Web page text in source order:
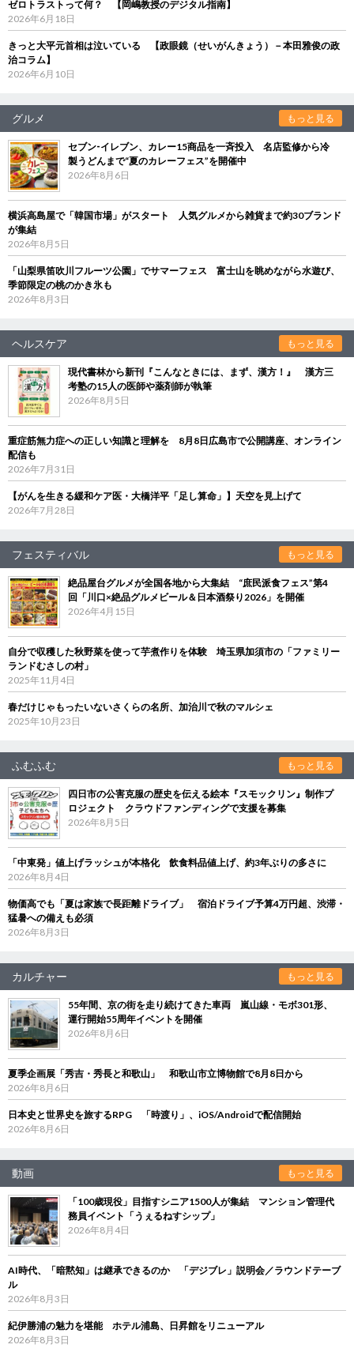
ゼロトラストって何？ 【岡嶋教授のデジタル指南】
2026年6月18日
きっと大平元首相は泣いている 【政眼鏡（せいがんきょう）－本田雅俊の政
治コラム】
2026年6月10日
グルメ もっと見る
セブン‐イレブン、カレー15商品を一斉投入 名店監修から冷
製うどんまで“夏のカレーフェス”を開催中
2026年8月6日
横浜高島屋で「韓国市場」がスタート 人気グルメから雑貨まで約30ブランド
が集結
2026年8月5日
「山梨県笛吹川フルーツ公園」でサマーフェス 富士山を眺めながら水遊び、
季節限定の桃のかき氷も
2026年8月3日
ヘルスケア もっと見る
現代書林から新刊『こんなときには、まず、漢方！』 漢方三
考塾の15人の医師や薬剤師が執筆
2026年8月5日
重症筋無力症への正しい知識と理解を 8月8日広島市で公開講座、オンライン
配信も
2026年7月31日
【がんを生きる緩和ケア医・大橋洋平「足し算命」】天空を見上げて
2026年7月28日
フェスティバル もっと見る
絶品屋台グルメが全国各地から大集結 “庶民派食フェス”第4
回「川口×絶品グルメビール＆日本酒祭り2026」を開催
2026年4月15日
自分で収穫した秋野菜を使って芋煮作りを体験 埼玉県加須市の「ファミリー
ランドむさしの村」
2025年11月4日
春だけじゃもったいないさくらの名所、加治川で秋のマルシェ
2025年10月23日
ふむふむ もっと見る
四日市の公害克服の歴史を伝える絵本『スモックリン』制作プ
ロジェクト クラウドファンディングで支援を募集
2026年8月5日
「中東発」値上げラッシュが本格化 飲食料品値上げ、約3年ぶりの多さに
2026年8月4日
物価高でも「夏は家族で長距離ドライブ」 宿泊ドライブ予算4万円超、渋滞・
猛暑への備えも必須
2026年8月3日
カルチャー もっと見る
55年間、京の街を走り続けてきた車両 嵐山線・モボ301形、
運行開始55周年イベントを開催
2026年8月6日
夏季企画展「秀吉・秀長と和歌山」 和歌山市立博物館で8月8日から
2026年8月6日
日本史と世界史を旅するRPG 「時渡り」、iOS/Androidで配信開始
2026年8月6日
動画 もっと見る
「100歳現役」目指すシニア1500人が集結 マンション管理代
務員イベント「うぇるねすシップ」
2026年8月4日
AI時代、「暗黙知」は継承できるのか 「デジブレ」説明会／ラウンドテーブ
ル
2026年8月3日
紀伊勝浦の魅力を堪能 ホテル浦島、日昇館をリニューアル
2026年8月3日